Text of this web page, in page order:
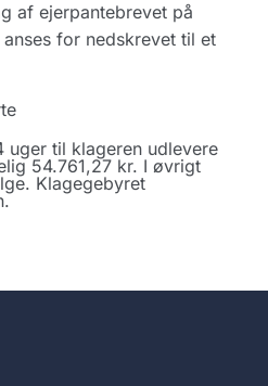
af ejerpantebrevet på
for nedskrevet til et
uger til klageren udlevere
54.761,27 kr. I øvrigt
Klagegebyret